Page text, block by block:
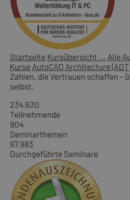
Startseite Kursübersicht ... Alle
Kurse AutoCAD Architecture
Zahlen, die Vertrauen schaffen -
selbst.
234.630
Teilnehmende
904
Seminarthemen
97.983
Durchgeführte Seminare